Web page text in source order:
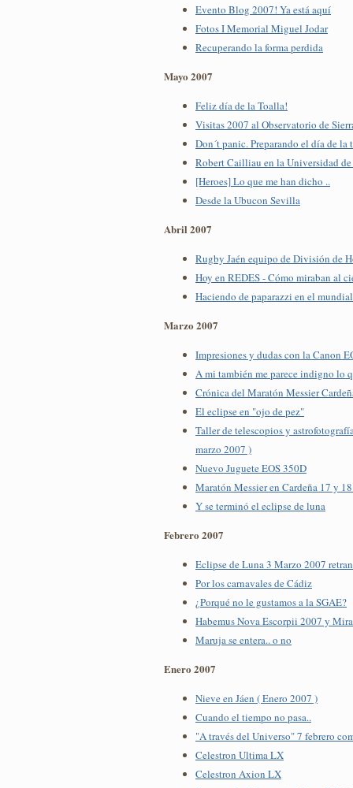
Evento Blog 2007! Ya está aquí
Fotos I Memorial Miguel Jodar
Recuperando la forma perdida
Mayo 2007
Feliz día de la Toalla!
Visitas 2007 al Observatorio de
Don´t panic. Preparando el día de la
Robert Cailliau en la Universidad de
[Heroes] Lo que me han dicho ..
Desde la Ubucon Sevilla
Abril 2007
Rugby Jaén equipo de División de
Hoy en REDES - Cómo miraban al
Haciendo de paparazzi en el
Marzo 2007
Impresiones y dudas con la Canon
A mi también me parece indigno lo
Crónica del Maratón Messier
El eclipse en "ojo de pez"
Taller de telescopios y
marzo 2007 )
Nuevo Juguete EOS 350D
Maratón Messier en Cardeña 17 y
Y se terminó el eclipse de luna
Febrero 2007
Eclipse de Luna 3 Marzo 2007
Por los carnavales de Cádiz
¿Porqué no le gustamos a la SGAE?
Habemus Nova Escorpii 2007 y
Maruja se entera.. o no
Enero 2007
Nieve en Jáen ( Enero 2007 )
Cuando el tiempo no pasa..
"A través del Universo" 7 febrero
Celestron Ultima LX
Celestron Axion LX